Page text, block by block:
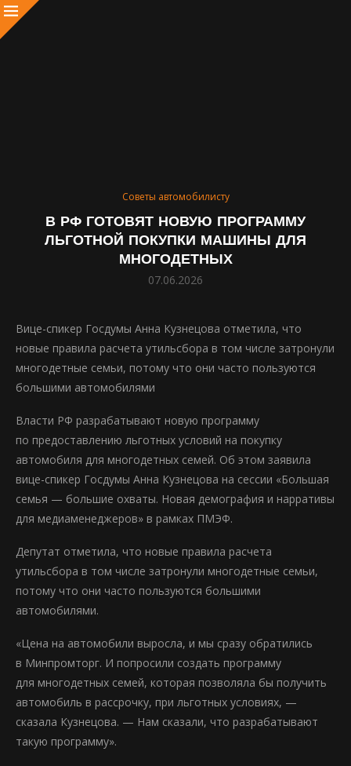
Советы автомобилисту
В РФ ГОТОВЯТ НОВУЮ ПРОГРАММУ
ЛЬГОТНОЙ ПОКУПКИ МАШИНЫ ДЛЯ
МНОГОДЕТНЫХ
07.06.2026
Вице-спикер Госдумы Анна Кузнецова отметила, что
новые правила расчета утильсбора в том числе затронули
многодетные семьи, потому что они часто пользуются
большими автомобилями
Власти РФ разрабатывают новую программу
по предоставлению льготных условий на покупку
автомобиля для многодетных семей. Об этом заявила
вице-спикер Госдумы Анна Кузнецова на сессии «Большая
семья — большие охваты. Новая демография и нарративы
для медиаменеджеров» в рамках ПМЭФ.
Депутат отметила, что новые правила расчета
утильсбора в том числе затронули многодетные семьи,
потому что они часто пользуются большими
автомобилями.
«Цена на автомобили выросла, и мы сразу обратились
в Минпромторг. И попросили создать программу
для многодетных семей, которая позволяла бы получить
автомобиль в рассрочку, при льготных условиях, —
сказала Кузнецова. — Нам сказали, что разрабатывают
такую программу».